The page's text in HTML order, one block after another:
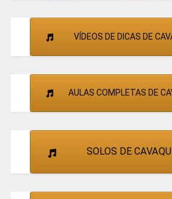
VÍDEOS DE DICAS DE
AULAS COMPLETAS DE
SOLOS DE